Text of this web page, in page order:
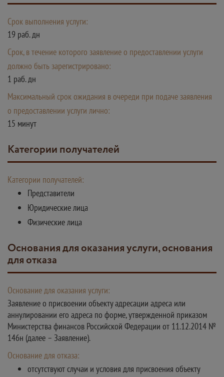
Срок выполнения услуги:
19 раб. дн
Срок, в течение которого заявление о предоставлении услуги
должно быть зарегистрировано:
1 раб. дн
Максимальный срок ожидания в очереди при подаче заявления
о предоставлении услуги лично:
15 минут
Категории получателей
Категории получателей:
Представители
Юридические лица
Физические лица
Основания для оказания услуги, основания
для отказа
Основание для оказания услуги:
Заявление о присвоении объекту адресации адреса или
аннулировании его адреса по форме, утвержденной приказом
Министерства финансов Российской Федерации от 11.12.2014 №
146н (далее – Заявление).
Основание для отказа:
отсутствуют случаи и условия для присвоения объекту